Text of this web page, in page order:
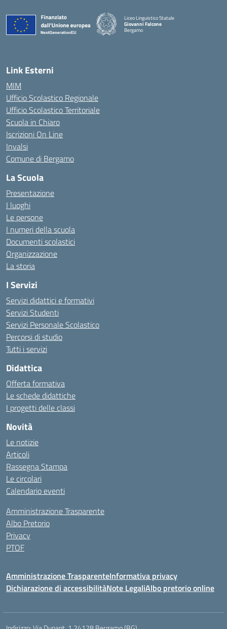
Liceo Linguistico Statale
Giovanni Falcone
Bergamo
— Visita la pagina iniziale della scuola
Link Esterni
MIM
Ufficio Scolastico Regionale
Ufficio Scolastico Territoriale
Scuola in Chiaro
Iscrizioni On Line
Invalsi
Comune di Bergamo
La Scuola
Presentazione
I luoghi
Le persone
I numeri della scuola
Documenti scolastici
Organizzazione
La storia
I Servizi
Servizi didattici e formativi
Servizi Studenti
Servizi Personale Scolastico
Percorsi di studio
Tutti i servizi
Didattica
Offerta formativa
Le schede didattiche
I progetti delle classi
Novità
Le notizie
Articoli
Rassegna Stampa
Le circolari
Calendario eventi
Amministrazione Trasparente
Albo Pretorio
Privacy
PTOF
Amministrazione TrasparenteInformativa privacy
Dichiarazione di accessibilitàNote LegaliAlbo pretorio online